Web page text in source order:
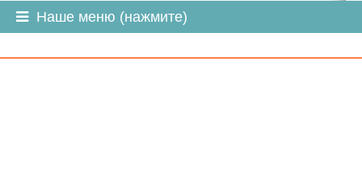
Наше меню (нажмите)